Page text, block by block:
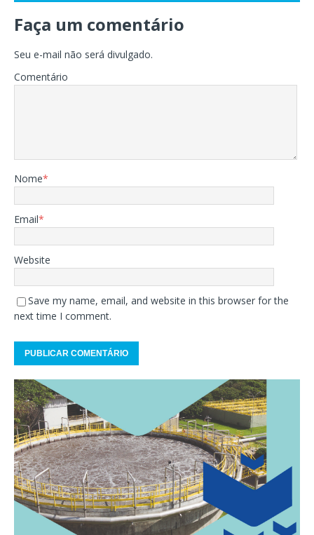
Faça um comentário
Seu e-mail não será divulgado.
Comentário
Nome*
Email*
Website
Save my name, email, and website in this browser for the
next time I comment.